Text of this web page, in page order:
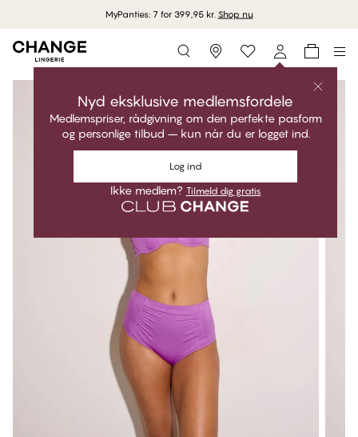
MyPanties: 7 for 399,95 kr. Shop nu
Storefinder
Nyd eksklusive medlemsfordele
Medlemspriser, rådgivning om den perfekte pasform
og personlige tilbud – kun når du er logget ind.
Log ind
Ikke medlem? Tilmeld dig gratis